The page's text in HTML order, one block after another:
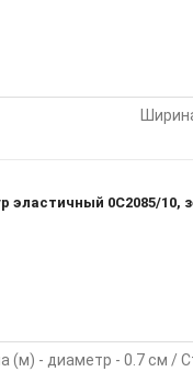
(м) - диаметр - 0.7 см /